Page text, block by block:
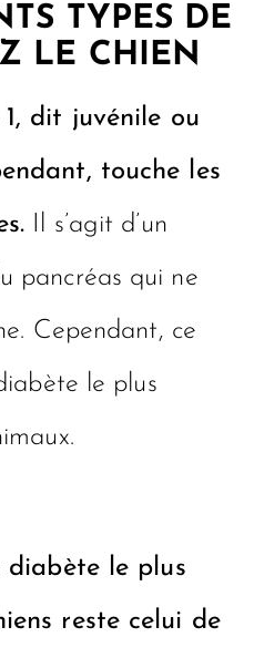
TYPES DE
LE CHIEN
dit juvénile ou
touche les
Il s’agit d’un
pancréas qui ne
Cependant, ce
le plus
le plus
reste celui de